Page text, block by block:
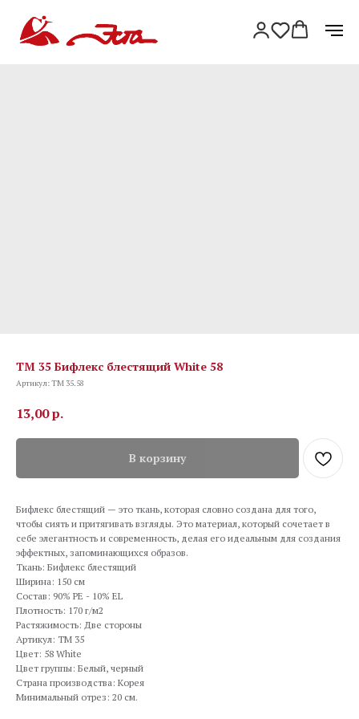
TM 35 Бифлекс блестящий White 58
Артикул:TM 35.58
13,00р.
В корзину
Бифлекс блестящий — это ткань, которая словно создана для того,
чтобы сиять и притягивать взгляды. Это материал, который сочетает в
себе элегантность и современность, делая его идеальным для создания
эффектных, запоминающихся образов.
Ткань: Бифлекс блестящий
Ширина: 150 см
Состав: 90% PE - 10% EL
Плотность: 170 г/м2
Растяжимость: Две стороны
Артикул: TM 35
Цвет: 58 White
Цвет группы: Белый, черный
Страна производства: Корея
Минимальный отрез: 20 см.